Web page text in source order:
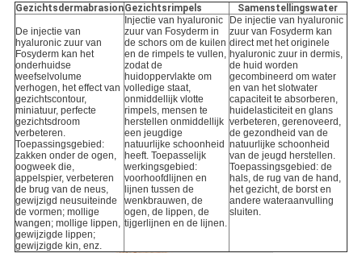
GezichtsdermabrasionGezichtsrimpels Samenstellingswater
De injectie van
hyaluronic zuur van
Fosyderm kan het
onderhuidse
weefselvolume
verhogen, het effect van
gezichtscontour,
miniatuur, perfecte
gezichtsdroom
verbeteren.
Toepassingsgebied:
zakken onder de ogen,
oogweek die,
appelspier, verbeteren
de brug van de neus,
gewijzigd neusuiteinde
de vormen; mollige
wangen; mollige lippen,
gewijzigde lippen;
gewijzigde kin, enz.
Injectie van hyaluronic
zuur van Fosyderm in
de schors om de kuilen
en de rimpels te vullen,
zodat de
huidoppervlakte om
volledige staat,
onmiddellijk vlotte
rimpels, mensen te
herstellen onmiddellijk
een jeugdige
natuurlijke schoonheid
heeft. Toepasselijk
werkingsgebied:
voorhoofdlijnen en
lijnen tussen de
wenkbrauwen, de
ogen, de lippen, de
tijgerlijnen en de lijnen.
De injectie van hyaluronic
zuur van Fosyderm kan
direct met het originele
hyaluronic zuur in dermis,
de huid worden
gecombineerd om water
en van het slotwater
capaciteit te absorberen,
huidelasticiteit en glans
verbeteren, gerenoveerd,
de gezondheid van de
natuurlijke schoonheid
van de jeugd herstellen.
Toepassingsgebied: de
hals, de rug van de hand,
het gezicht, de borst en
andere wateraanvulling
sluiten.